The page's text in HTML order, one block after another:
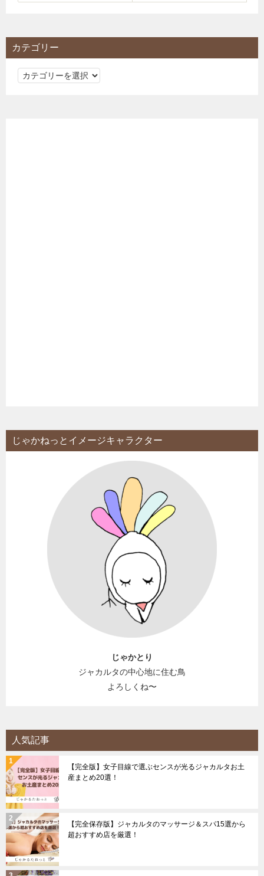
カテゴリー
カ
じゃかねっとイメージキャラクター
じゃかとり
ジャカルタの中心地に住む鳥
よろしくね〜
人気記事
【完全版】女子目線で選ぶセンスが光るジャカルタお土
産まとめ20選！
【完全保存版】ジャカルタのマッサージ＆スパ15選から
超おすすめ店を厳選！